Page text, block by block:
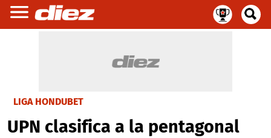
LIGA HONDUBET
UPN clasifica a la pentagonal